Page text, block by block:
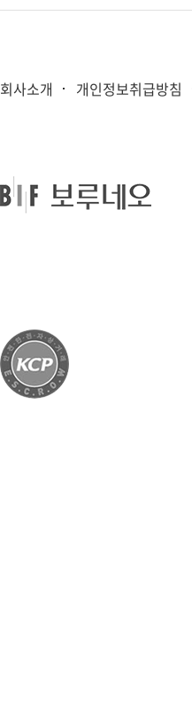
회사소개 개인정보취급방침